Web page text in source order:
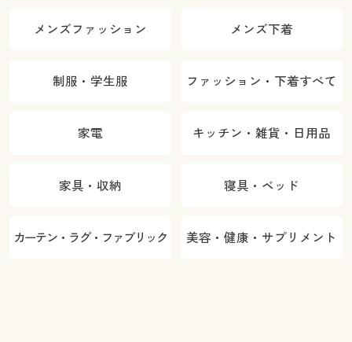
メンズファッション メンズ下着
制服・学生服 ファッション・下着すべて
家電 キッチン・雑貨・日用品
家具・収納 寝具・ベッド
カーテン・ラグ・ファブリック 美容・健康・サプリメント